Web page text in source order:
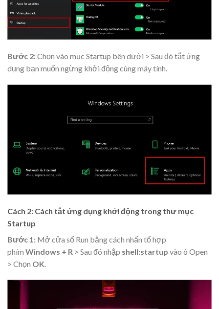
Bước 2:Chọn vào mục Startup bên dưới > Sau đó tắt ứng
dụng bạn muốn ngừng khởi động cùng máy tính.
Cách 2: Cách tắt ứng dụng khởi động trong thư mục
Startup
Bước 1: Mở cửa sổ Run bằng cách nhấn tổ hợp
phím Windows + R > Sau đó nhập shell:startup vào ô Open
> Chọn OK